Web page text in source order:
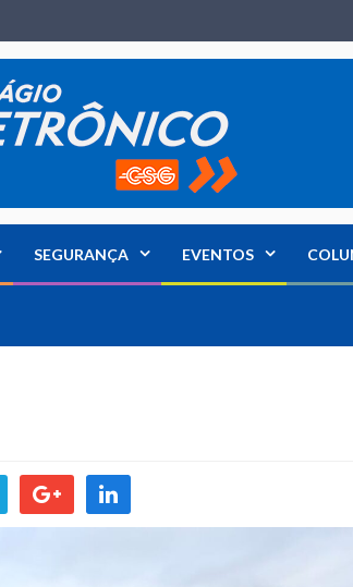
SEGURANÇA EVENTOS